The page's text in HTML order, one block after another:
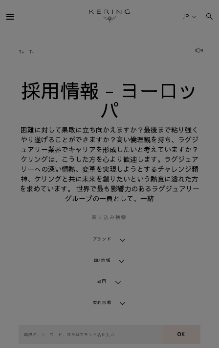
用
情
人材
サステナビリティ
FINANCE
プレスルーム
採用情報
JP
採用情報 - ヨーロッ
パ
困難に対して果敢に立ち向かえますか？最後まで粘り強く
やり遂げることができますか？高い倫理観を持ち、ラグジ
ュアリー業界でキャリアを形成したいと考えていますか？
ケリングは、こうした方を心より歓迎します。ラグジュア
リーへの深い情熱、変革を実現しようとするチャレンジ精
神、ケリングと共に未来を創りたいという熱意に溢れた方
を求めています。 世界で最も影響力のあるラグジュアリー
グループの一員として、一緒
絞り込み検索
ブランド
国/地域
部門
契約形態
OK